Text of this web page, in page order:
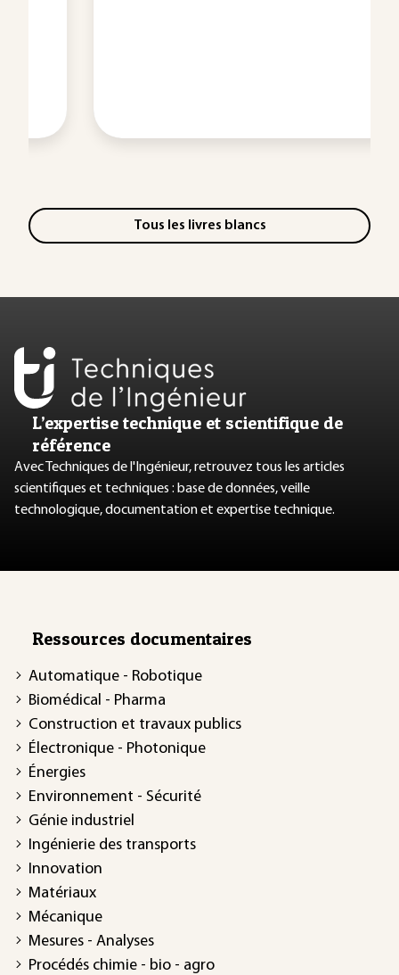
Tous les livres blancs
L’expertise technique et scientifique de
référence
Avec Techniques de l'Ingénieur, retrouvez tous les articles
scientifiques et techniques : base de données, veille
technologique, documentation et expertise technique.
Ressources documentaires
Automatique - Robotique
Biomédical - Pharma
Construction et travaux publics
Électronique - Photonique
Énergies
Environnement - Sécurité
Génie industriel
Ingénierie des transports
Innovation
Matériaux
Mécanique
Mesures - Analyses
Procédés chimie - bio - agro